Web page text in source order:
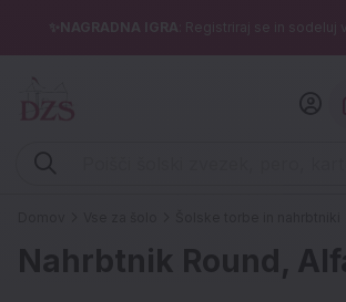
✨NAGRADNA IGRA : Registriraj se in sodeluj
Vpišite iskalni niz (šolski zvezek, pero,
Nahrbtnik Round,